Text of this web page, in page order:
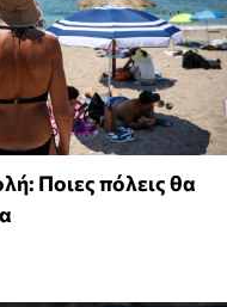
Ποιες πόλεις θα